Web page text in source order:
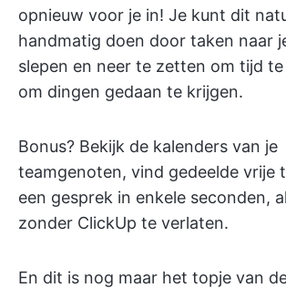
opnieuw voor je in! Je kunt dit
handmatig doen door taken naar
slepen en neer te zetten om tijd
om dingen gedaan te krijgen.
Bonus? Bekijk de kalenders van je
teamgenoten, vind gedeelde vrije
een gesprek in enkele seconden,
zonder ClickUp te verlaten.
En dit is nog maar het topje van